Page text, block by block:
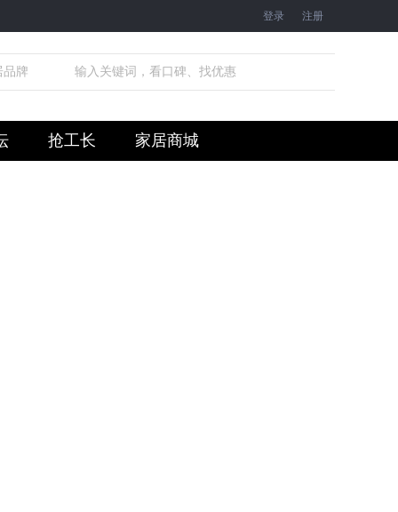
登录 注册
品牌
抢工长 家居商城